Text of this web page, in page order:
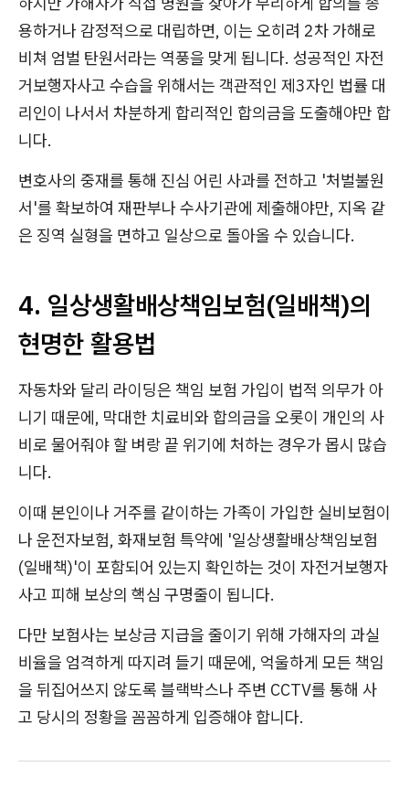
용하거나 감정적으로 대립하면, 이는 오히려 2차 가해로
비쳐 엄벌 탄원서라는 역풍을 맞게 됩니다. 성공적인 자전
거보행자사고 수습을 위해서는 객관적인 제3자인 법률 대
리인이 나서서 차분하게 합리적인 합의금을 도출해야만 합
니다.
변호사의 중재를 통해 진심 어린 사과를 전하고 '처벌불원
서'를 확보하여 재판부나 수사기관에 제출해야만, 지옥 같
은 징역 실형을 면하고 일상으로 돌아올 수 있습니다.
4. 일상생활배상책임보험(일배책)의
현명한 활용법
자동차와 달리 라이딩은 책임 보험 가입이 법적 의무가 아
니기 때문에, 막대한 치료비와 합의금을 오롯이 개인의 사
비로 물어줘야 할 벼랑 끝 위기에 처하는 경우가 몹시 많습
니다.
이때 본인이나 거주를 같이하는 가족이 가입한 실비보험이
나 운전자보험, 화재보험 특약에 '일상생활배상책임보험
(일배책)'이 포함되어 있는지 확인하는 것이 자전거보행자
사고 피해 보상의 핵심 구명줄이 됩니다.
다만 보험사는 보상금 지급을 줄이기 위해 가해자의 과실
비율을 엄격하게 따지려 들기 때문에, 억울하게 모든 책임
을 뒤집어쓰지 않도록 블랙박스나 주변 CCTV를 통해 사
고 당시의 정황을 꼼꼼하게 입증해야 합니다.